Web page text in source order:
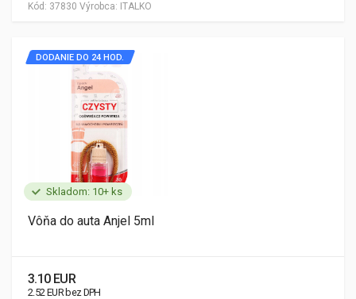
Kód: 37830 Výrobca: ITALKO
Skladom: 10+ ks
DODANIE DO 24 HOD.
Vôňa do auta Anjel 5ml
3.10 EUR
2.52 EUR bez DPH